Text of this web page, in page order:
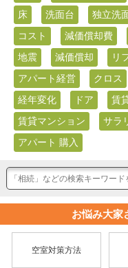
床
洗面台 独立洗
コスト
減価償却費
地震
減価償却 リ
アパート経営
クロス
経年変化
ドア 賃
賃貸マンション
サラ
アパート 購入
お悩み大家
空室対策方法